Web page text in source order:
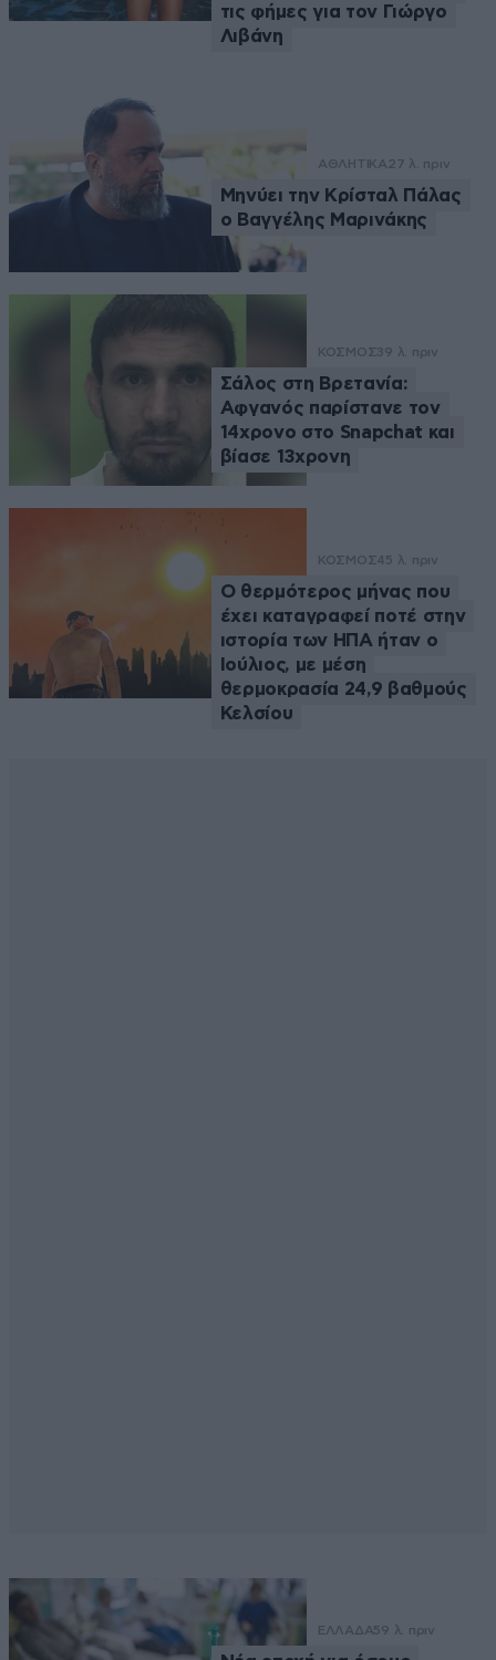
τις φήμες για τον Γιώργο
Λιβάνη
ΑΘΛΗΤΙΚΑ 27 λ. πριν
Μηνύει την Κρίσταλ Πάλας
ο Βαγγέλης Μαρινάκης
ΚΟΣΜΟΣ39 λ. πριν
Σάλος στη Βρετανία:
Αφγανός παρίστανε τον
14χρονο στο Snapchat και
βίασε 13χρονη
ΚΟΣΜΟΣ45 λ. πριν
Ο θερμότερος μήνας που
έχει καταγραφεί ποτέ στην
ιστορία των ΗΠΑ ήταν ο
Ιούλιος, με μέση
θερμοκρασία 24,9 βαθμούς
Κελσίου
ΕΛΛΑΔΑ59 λ. πριν